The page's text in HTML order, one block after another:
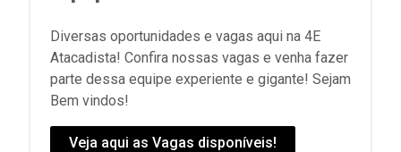
Diversas oportunidades e vagas aqui na 4E
Atacadista! Confira nossas vagas e venha fazer
parte dessa equipe experiente e gigante! Sejam
Bem vindos!
Veja aqui as Vagas disponíveis!